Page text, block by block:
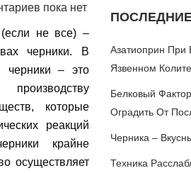
пока нет
не все) –
черники. В
– это
которые
реакций
крайне
осуществляет
Азатиоприн При
Язвенном Колите
Белковый
Оградить От
Черника –
Техника